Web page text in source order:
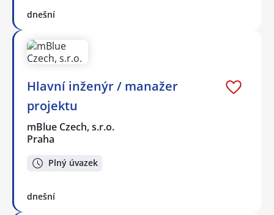
dnešní
Hlavní inženýr / manažer
projektu
mBlue Czech, s.r.o.
Praha
Plný úvazek
dnešní